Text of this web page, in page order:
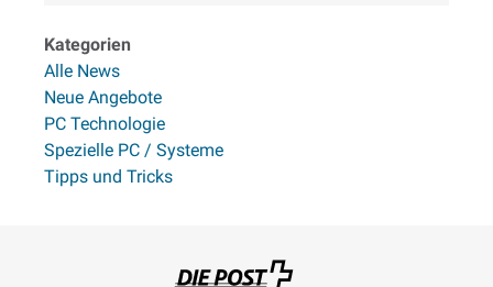
Kategorien
Alle News
Neue Angebote
PC Technologie
Spezielle PC / Systeme
Tipps und Tricks